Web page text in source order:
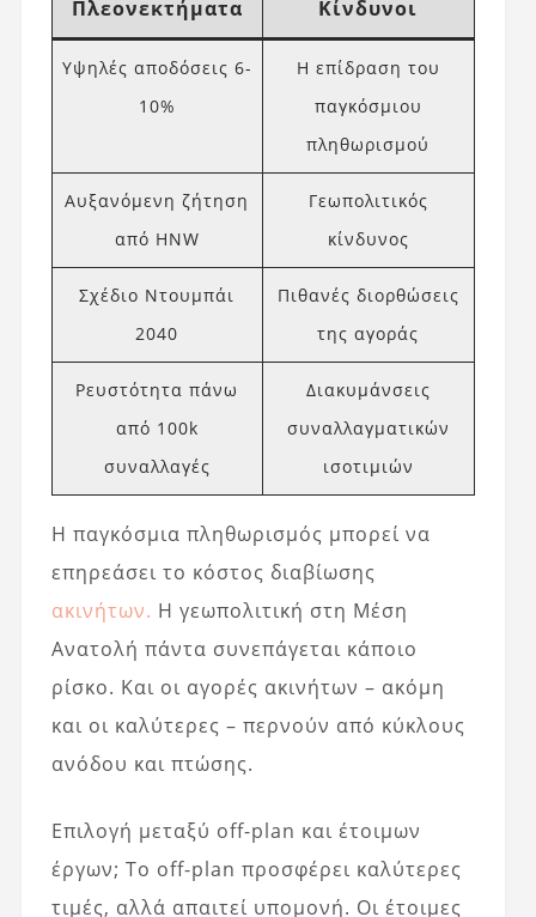
Πλεονεκτήματα Κίνδυνοι
Υψηλές αποδόσεις 6-
10%
Η επίδραση του
παγκόσμιου
πληθωρισμού
Αυξανόμενη ζήτηση
από HNW
Γεωπολιτικός
κίνδυνος
Σχέδιο Ντουμπάι
2040
Πιθανές διορθώσεις
της αγοράς
Ρευστότητα πάνω
από 100k
συναλλαγές
Διακυμάνσεις
συναλλαγματικών
ισοτιμιών
Η παγκόσμια πληθωρισμός μπορεί να
επηρεάσει το κόστος διαβίωσης
ακινήτων. Η γεωπολιτική στη Μέση
Ανατολή πάντα συνεπάγεται κάποιο
ρίσκο. Και οι αγορές ακινήτων – ακόμη
και οι καλύτερες – περνούν από κύκλους
ανόδου και πτώσης.
Επιλογή μεταξύ off-plan και έτοιμων
έργων; Το off-plan προσφέρει καλύτερες
τιμές, αλλά απαιτεί υπομονή. Οι έτοιμες